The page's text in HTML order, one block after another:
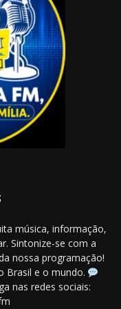
música, informação,
Sintonize-se com a
nossa programação!
Brasil e o mundo.
nas redes sociais: